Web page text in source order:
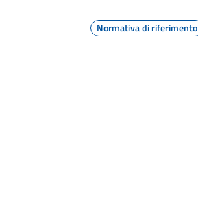
Normativa di riferimento